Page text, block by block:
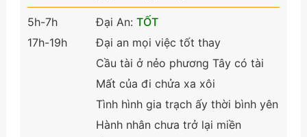
5h-7h
17h-19h
Đại An: TỐT
Đại an mọi việc tốt thay
Cầu tài ở nẻo phương Tây có tài
Mất của đi chửa xa xôi
Tình hình gia trạch ấy thời bình yên
Hành nhân chưa trở lại miền